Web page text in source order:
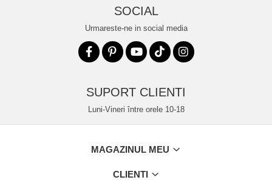
SOCIAL
Urmareste-ne in social media
SUPORT CLIENTI
Luni-Vineri între orele 10-18
MAGAZINUL MEU
CLIENTI